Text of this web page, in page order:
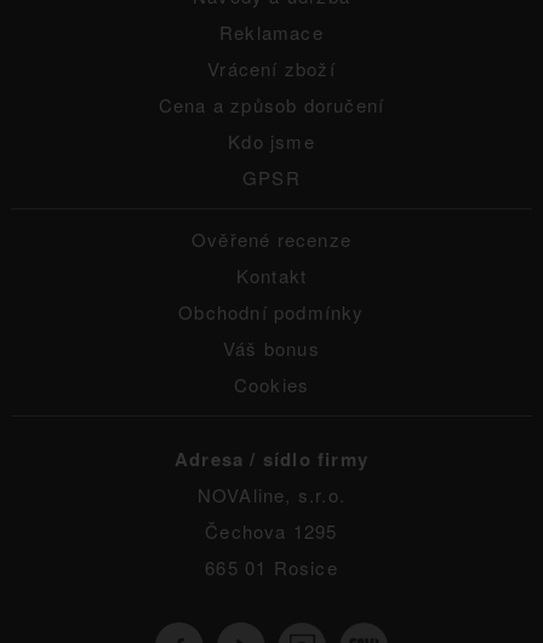
Reklamace
Vrácení zboží
Cena a způsob doručení
Kdo jsme
GPSR
Ověřené recenze
Kontakt
Obchodní podmínky
Váš bonus
Cookies
Adresa / sídlo firmy
NOVAline, s.r.o.
Čechova 1295
665 01 Rosice